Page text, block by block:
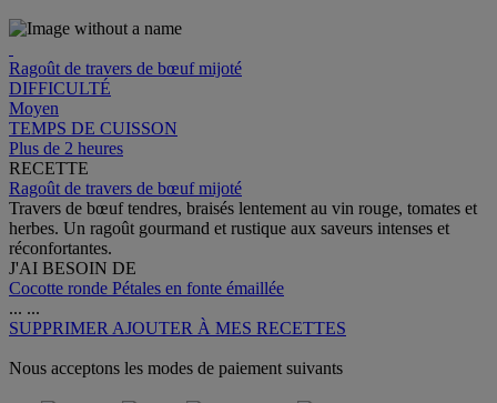
Ragoût de travers de bœuf mijoté
DIFFICULTÉ
Moyen
TEMPS DE CUISSON
Plus de 2 heures
RECETTE
Ragoût de travers de bœuf mijoté
Travers de bœuf tendres, braisés lentement au vin rouge, tomates et
herbes. Un ragoût gourmand et rustique aux saveurs intenses et
réconfortantes.
J'AI BESOIN DE
Cocotte ronde Pétales en fonte émaillée
... ...
SUPPRIMER AJOUTER À MES RECETTES
Nous acceptons les modes de paiement suivants